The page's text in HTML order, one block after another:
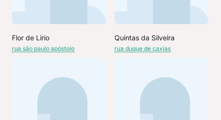
Flor de Lirio
rua são paulo apóstolo
Quintas da Silveira
rua duque de caxias